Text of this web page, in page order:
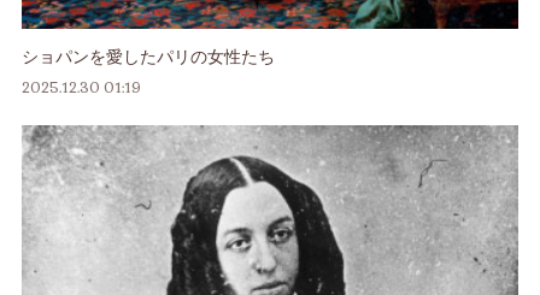
ショパンを愛したパリの女性たち
2025.12.30 01:19